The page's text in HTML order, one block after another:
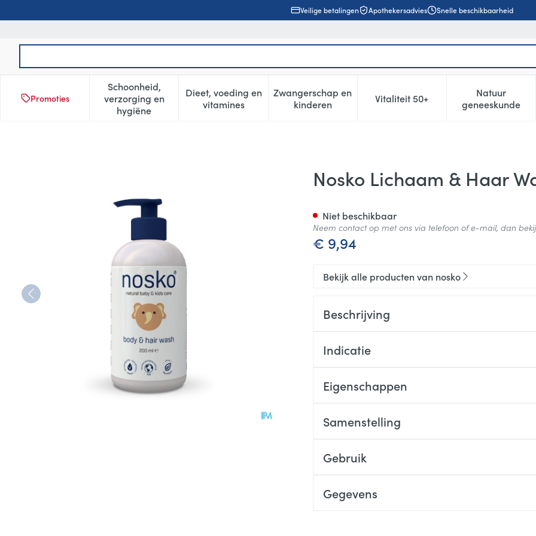
Veilige betalingen Apothekersadvies Snelle beschikbaarheid
Promoties
Schoonheid,
verzorging en
hygiëne
Toon submenu voor Schoonheid, verzorging en hygiëne categorie
Dieet, voeding en
vitaminesToon submenu voor Dieet, voeding en vitamines categorie
Zwangerschap en
kinderenToon submenu voor Zwangerschap en kinderen
Vitaliteit 50+Toon submenu voor Vitaliteit
Natuur
geneeskunde
Toon
Nosko Lichaam & Haar Wasgel 200mlNosko Lichaam & Haar
€ 9,94
Niet beschikbaar
Neem contact op met ons via telefoon of e-mail, dan
Bekijk alle producten van nosko
Beschrijving
Indicatie
Eigenschappen
Samenstelling
Gebruik
Gegevens